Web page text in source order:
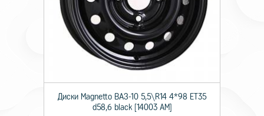
Диски Magnetto ВАЗ-10 5,5\R14 4*98 ET35
d58,6 black [14003 AM]